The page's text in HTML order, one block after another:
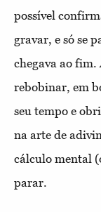
possível
gravar, e só se
chegava ao
rebobinar, em
seu tempo e
na arte de
cálculo mental
parar.